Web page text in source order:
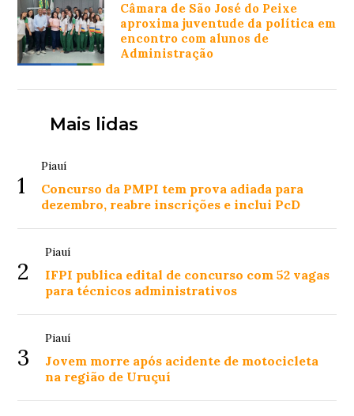
Câmara de São José do Peixe
aproxima juventude da política em
encontro com alunos de
Administração
Mais lidas
1
Piauí
Concurso da PMPI tem prova adiada para
dezembro, reabre inscrições e inclui PcD
2
Piauí
IFPI publica edital de concurso com 52 vagas
para técnicos administrativos
3
Piauí
Jovem morre após acidente de motocicleta
na região de Uruçuí